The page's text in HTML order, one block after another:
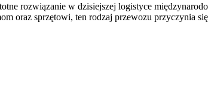
rozwiązanie w dzisiejszej logistyce
oraz sprzętowi, ten rodzaj przewozu przyczynia